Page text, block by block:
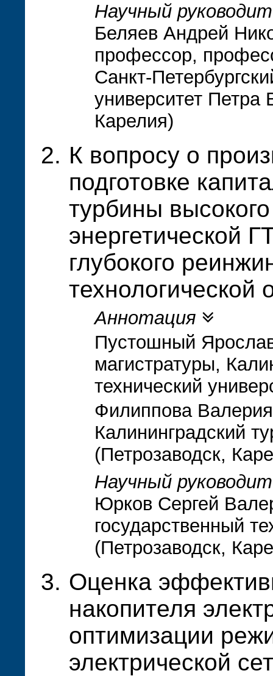
Научный
Беляев Андрей
профессор,
Санкт-
университет Петра
Карелия)
К вопросу о
подготовке
турбины
энергетической
глубокого
технологической
Аннотация
Пустошный
магистратуры,
технический
Филиппова
Калининградский
(Петрозаводск,
Научный
Юрков Сергей
государственный
(Петрозаводск,
Оценка
накопителя
оптимизации
электрической